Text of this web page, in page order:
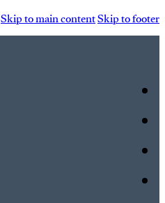
Skip to main contentSkip to footer